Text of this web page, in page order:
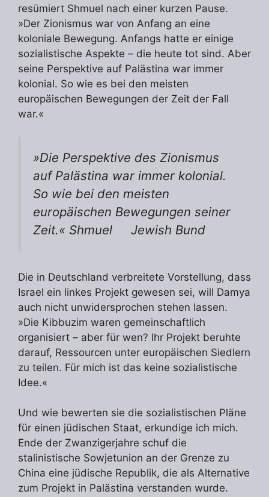
resümiert Shmuel nach einer kurzen Pause.
»Der Zionismus war von Anfang an eine
koloniale Bewegung. Anfangs hatte er einige
sozialistische Aspekte – die heute tot sind. Aber
seine Perspektive auf Palästina war immer
kolonial. So wie es bei den meisten
europäischen Bewegungen der Zeit der Fall
war.«
»Die Perspektive des Zionismus
auf Palästina war immer kolonial.
So wie bei den meisten
europäischen Bewegungen seiner
Zeit.« Shmuel Jewish Bund
Die in Deutschland verbreitete Vorstellung, dass
Israel ein linkes Projekt gewesen sei, will Damya
auch nicht unwidersprochen stehen lassen.
»Die Kibbuzim waren gemeinschaftlich
organisiert – aber für wen? Ihr Projekt beruhte
darauf, Ressourcen unter europäischen Siedlern
zu teilen. Für mich ist das keine sozialistische
Idee.«
Und wie bewerten sie die sozialistischen Pläne
für einen jüdischen Staat, erkundige ich mich.
Ende der Zwanzigerjahre schuf die
stalinistische Sowjetunion an der Grenze zu
China eine jüdische Republik, die als Alternative
zum Projekt in Palästina verstanden wurde.